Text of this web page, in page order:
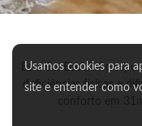
Esta é a Eco Suíte
deficiências físicas e
conforto em
Usamos cookies para
site e entender como